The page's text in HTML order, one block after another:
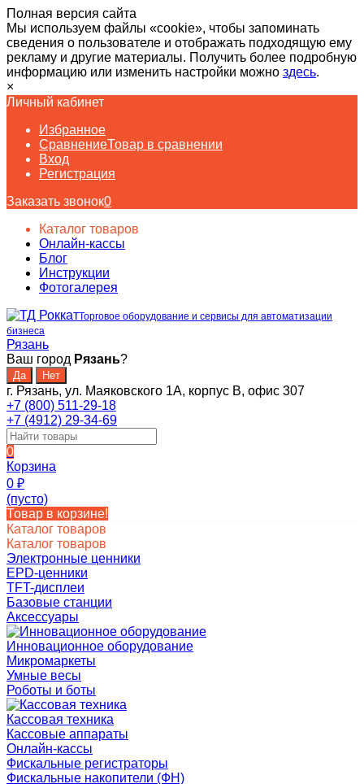
Полная версия сайта
Мы используем файлы «cookie», чтобы запоминать
сведения о пользователе и отображать подходящую ему
рекламу и другие материалы. Получить более подробную
информацию или изменить настройки можно здесь.
×
Личный кабинет
Избранное
СравнениеТовар в сравнении
Вход
Регистрация
Заказать звонок0
Каталог товаров
Онлайн-кассы
Блог
Инструкции
Фотогалерея
Торговое оборудование и сервисы для автоматизации
бизнеса
Рязань
Ваш город Рязань?
г. Рязань, ул. Маяковского 1А, корпус B, офис 307
+7 (800) 511-29-18
+7 (4912) 29-34-69
0
Корзина
0 ₽
(пусто)
Товар в корзине!
Каталог товаров
Каталог товаров
Электронные ценники
EPD-ценники
TFT-дисплеи
Базовые станции
Аксессуары
Инновационное оборудование
Микромаркеты
Умные весы
Роботы и боты
Кассовая техника
Кассовые аппараты
Онлайн-кассы
Фискальные регистраторы
Фискальные накопители (ФН)